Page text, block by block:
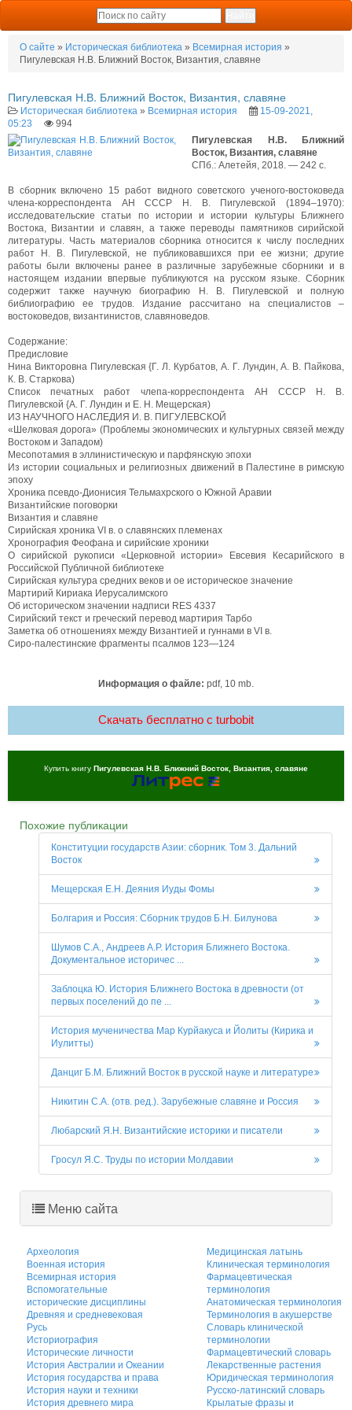
О сайте » Историческая библиотека » Всемирная история »
Пигулевская Н.В. Ближний Восток, Византия, славяне
Пигулевская Н.В. Ближний Восток, Византия, славяне
Историческая библиотека » Всемирная история
15-09-2021,
05:23
994
Пигулевская Н.В. Ближний
Восток, Византия, славяне
СПб.: Алетейя, 2018. — 242 с.
В сборник включено 15 работ видного советского ученого-востоковеда
члена-корреспондента АН СССР Н. В. Пигулевской (1894–1970):
исследовательские статьи по истории и истории культуры Ближнего
Востока, Византии и славян, а также переводы памятников сирийской
литературы. Часть материалов сборника относится к числу последних
работ Н. В. Пигулевской, не публиковавшихся при ее жизни; другие
работы были включены ранее в различные зарубежные сборники и в
настоящем издании впервые публикуются на русском языке. Сборник
содержит также научную биографию Н. В. Пигулевской и полную
библиографию ее трудов. Издание рассчитано на специалистов –
востоковедов, византинистов, славяноведов.
Содержание:
Предисловие
Нина Викторовна Пигулевская {Г. Л. Курбатов, А. Г. Лундин, А. В. Пайкова,
К. В. Старкова)
Список печатных работ члепа-корреспондента АН СССР Н. В.
Пигулевской {А. Г. Лундин и Е. Н. Мещерская)
ИЗ НАУЧНОГО НАСЛЕДИЯ И. В. ПИГУЛЕВСКОЙ
«Шелковая дорога» (Проблемы экономических и культурных связей между
Востоком и Западом)
Месопотамия в эллинистическую и парфянскую эпохи
Из истории социальных и религиозных движений в Палестине в римскую
эпоху
Хроника псевдо-Дионисия Тельмахрского о Южной Аравии
Византийские поговорки
Византия и славяне
Сирийская хроника VI в. о славянских племенах
Хронография Феофана и сирийские хроники
О сирийской рукописи «Церковной истории» Евсевия Кесарийского в
Российской Публичной библиотеке
Сирийская культура средних веков и ое историческое значение
Мартирий Кириака Иерусалимского
Об историческом значении надписи RES 4337
Сирийский текст и греческий перевод мартирия Тарбо
Заметка об отношениях между Византией и гуннами в VI в.
Сиро-палестинские фрагменты псалмов 123—124
Информация о файле: pdf, 10 mb.
Скачать бесплатно c turbobit
Купить книгу Пигулевская Н.В. Ближний Восток, Византия, славяне
Похожие публикации
Конституции государств Азии: сборник. Том 3. Дальний
Восток
Мещерская Е.Н. Деяния Иуды Фомы
Болгария и Россия: Сборник трудов Б.Н. Билунова
Шумов С.А., Андреев А.Р. История Ближнего Востока.
Документальное историчес ...
Заблоцка Ю. История Ближнего Востока в древности (от
первых поселений до пе ...
История мученичества Мар Курйакуса и Йолиты (Кирика и
Иулитты)
Данциг Б.М. Ближний Восток в русской науке и литературе
Никитин С.А. (отв. ред.). Зарубежные славяне и Россия
Любарский Я.Н. Византийские историки и писатели
Гросул Я.С. Труды по истории Молдавии
Меню сайта
Археология
Военная история
Всемирная история
Вспомогательные
исторические дисциплины
Древняя и средневековая
Русь
Историография
Исторические личности
История Австралии и Океании
История государства и права
История науки и техники
История древнего мира
Медицинская латынь
Клиническая терминология
Фармацевтическая
терминология
Анатомическая терминология
Терминология в акушерстве
Словарь клинической
терминологии
Фармацевтический словарь
Лекарственные растения
Юридическая терминология
Русско-латинский словарь
Крылатые фразы и